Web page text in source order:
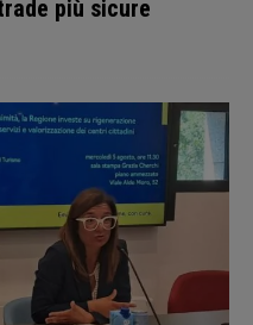
più sicure